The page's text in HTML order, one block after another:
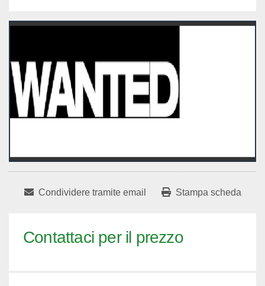
Condividere tramite email Stampa scheda
Contattaci per il prezzo